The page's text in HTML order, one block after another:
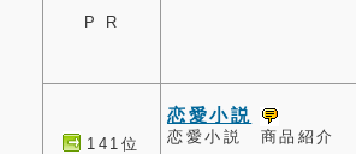
P R
141位
恋愛小説
恋愛小説 商品紹介